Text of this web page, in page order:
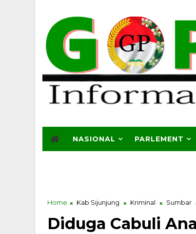
NASIONAL PARLEMENT
Home Kab Sijunjung Kriminal Sumbar
Diduga Cabuli